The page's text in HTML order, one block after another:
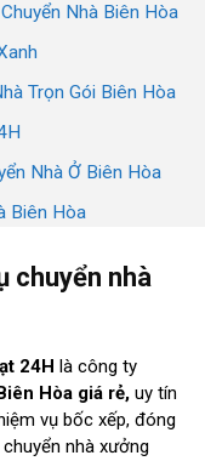
Nhà Biên Hòa
Trọn Gói Biên Hòa
Nhà Ở Biên Hòa
Biên Hòa
chuyển nhà
24H là công ty
Hòa giá rẻ, uy tín
vụ bốc xếp, đóng
nhà xưởng